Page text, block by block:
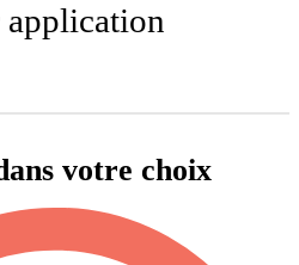
votre choix